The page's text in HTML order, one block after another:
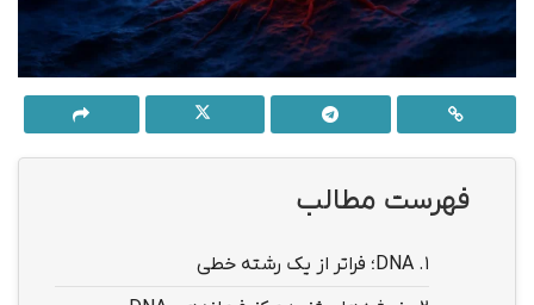
فهرست مطالب
1. DNA؛ فراتر از یک رشته خطی